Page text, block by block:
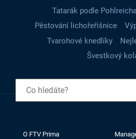
Tatarák podle
Pěstování lichořeřišnice
Tvarohové knedlíky
Švestkový
O FTV Prima